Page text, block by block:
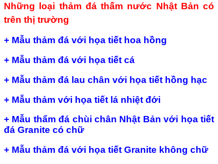
Những loại thảm đá thấm nước Nhật Bản có
trên thị trường
+ Mẫu thảm đá với họa tiết hoa hồng
+ Mẫu thảm đá với họa tiết cá
+ Mẫu thảm đá lau chân với họa tiết hồng hạc
+ Mẫu thảm với họa tiết lá nhiệt đới
+ Mẫu thẩm đá chùi chân Nhật Bản với họa tiết
đá Granite có chữ
+ Mẫu thảm đá với họa tiết Granite không chữ